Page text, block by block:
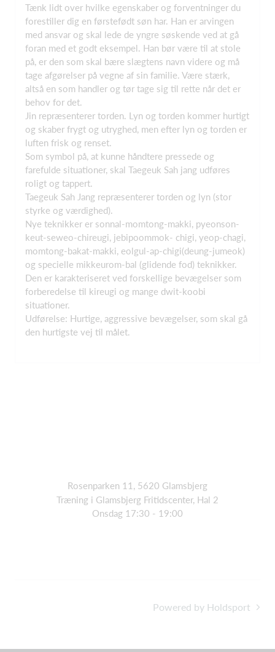
Tænk lidt over hvilke egenskaber og forventninger du
forestiller dig en førstefødt søn har. Han er arvingen
med ansvar og skal lede de yngre søskende ved at gå
foran med et godt eksempel. Han bør være til at stole
på, er den som skal bære slægtens navn videre og må
tage afgørelser på vegne af sin familie. Være stærk,
altså en som handler og tør tage sig til rette når det er
behov for det.
Jin repræsenterer torden. Lyn og torden kommer hurtigt
og skaber frygt og utryghed, men efter lyn og torden er
luften frisk og renset.
Som symbol på, at kunne håndtere pressede og
farefulde situationer, skal Taegeuk Sah jang udføres
roligt og tappert.
Taegeuk Sah Jang repræsenterer torden og lyn (stor
styrke og værdighed).
Nye teknikker er sonnal-momtong-makki, pyeonson-
keut-seweo-chireugi, jebipoommok- chigi, yeop-chagi,
momtong-bakat-makki, eolgul-ap-chigi(deung-jumeok)
og specielle mikkeurom-bal (glidende fod) teknikker.
Den er karakteriseret ved forskellige bevægelser som
forberedelse til kireugi og mange dwit-koobi
situationer.
Udførelse: Hurtige, aggressive bevægelser, som skal gå
den hurtigste vej til målet.
Rosenparken 11, 5620 Glamsbjerg
Træning i Glamsbjerg Fritidscenter, Hal 2
Onsdag 17:30 - 19:00
Powered by Holdsport